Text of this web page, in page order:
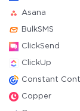
Asana
BulkSMS
ClickSend
ClickUp
Constant
Copper